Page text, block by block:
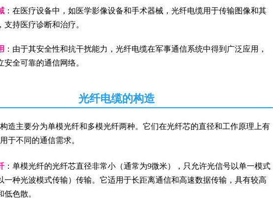
：在医疗设备中，如医学影像设备和手术器械，光纤电缆用于传输图像和其
支持医疗诊断和治疗。
：由于其安全性和抗干扰能力，光纤电缆在军事通信系统中得到广泛应用，
安全可靠的通信网络。
光纤电缆的构造
造主要分为单模光纤和多模光纤两种。它们在光纤芯的直径和工作原理上有
于不同的通信需求。
：单模光纤的光纤芯直径非常小（通常为9微米），只允许光信号以单一模式
一种光波模式传输）传输。它适用于长距离通信和高速数据传输，具有较高
低色散。